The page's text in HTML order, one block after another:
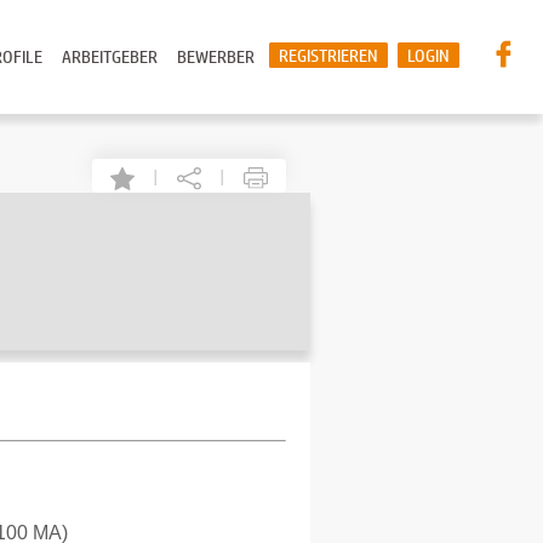
LOGIN
REGISTRIEREN
BEWERBER
ARBEITGEBER
| |
MA)